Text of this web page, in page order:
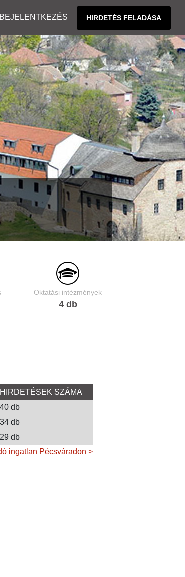
BEJELENTKEZÉS HIRDETÉS FELADÁSA
Oktatási intézmények
4 db
HIRDETÉSEK SZÁMA
40 db
34 db
29 db
ingatlan Pécsváradon >